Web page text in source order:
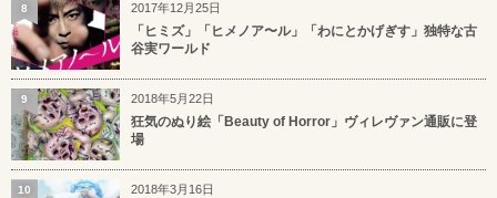
2017年12月25日
「ヒミズ」「ヒメノア〜ル」「わにとかげぎす」独特な古
谷実ワールド
8
2018年5月22日
狂気のぬり絵「Beauty of Horror」ヴィレヴァン通販に登
場
9
2018年3月16日
10